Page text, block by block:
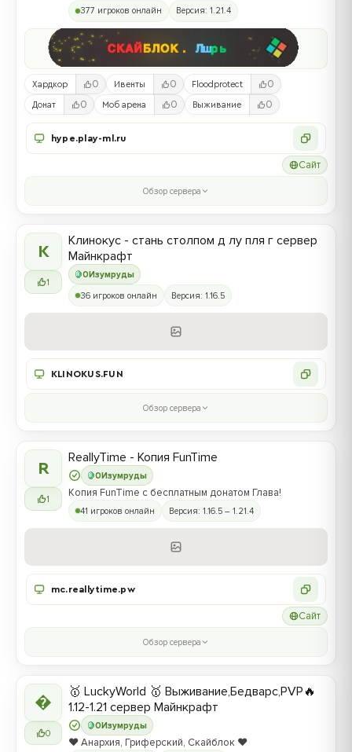
377 игроков онлайн Версия: 1.21.4
Хардкор 0 Ивенты 0 Floodprotect 0
Донат 0 Моб арена 0 Выживание 0
hype.play-ml.ru
Сайт
Обзор сервера
К
1
0Изумруды
Клинокус - стань столпом д лу пля г сервер
Майнкрафт
36 игроков онлайн Версия: 1.16.5
KLINOKUS.FUN
Обзор сервера
R
1
0Изумруды
ReallyTime - Копия FunTime
Копия FunTime с бесплатным донатом Глава!
41 игроков онлайн Версия: 1.16.5 – 1.21.4
mc.reallytime.pw
Сайт
Обзор сервера

0
0Изумруды
🥇 LuckyWorld 🥇 Выживание,Бедварс,PVP🔥
1.12-1.21 сервер Майнкрафт
❤️ Анархия, Гриферский, Скайблок ❤️